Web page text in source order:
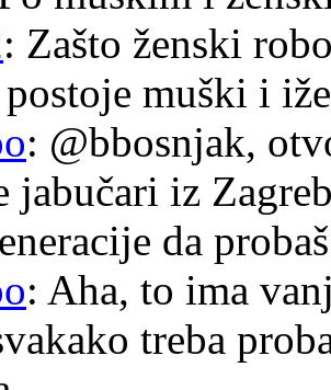
: Zašto ženski
postoje muški i
: @bbosnjak,
jabučari iz
da
: Aha, to ima
treba